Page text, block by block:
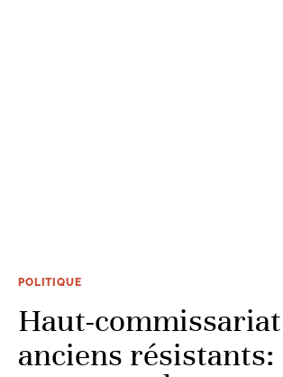
POLITIQUE
Haut-
anciens résistants: